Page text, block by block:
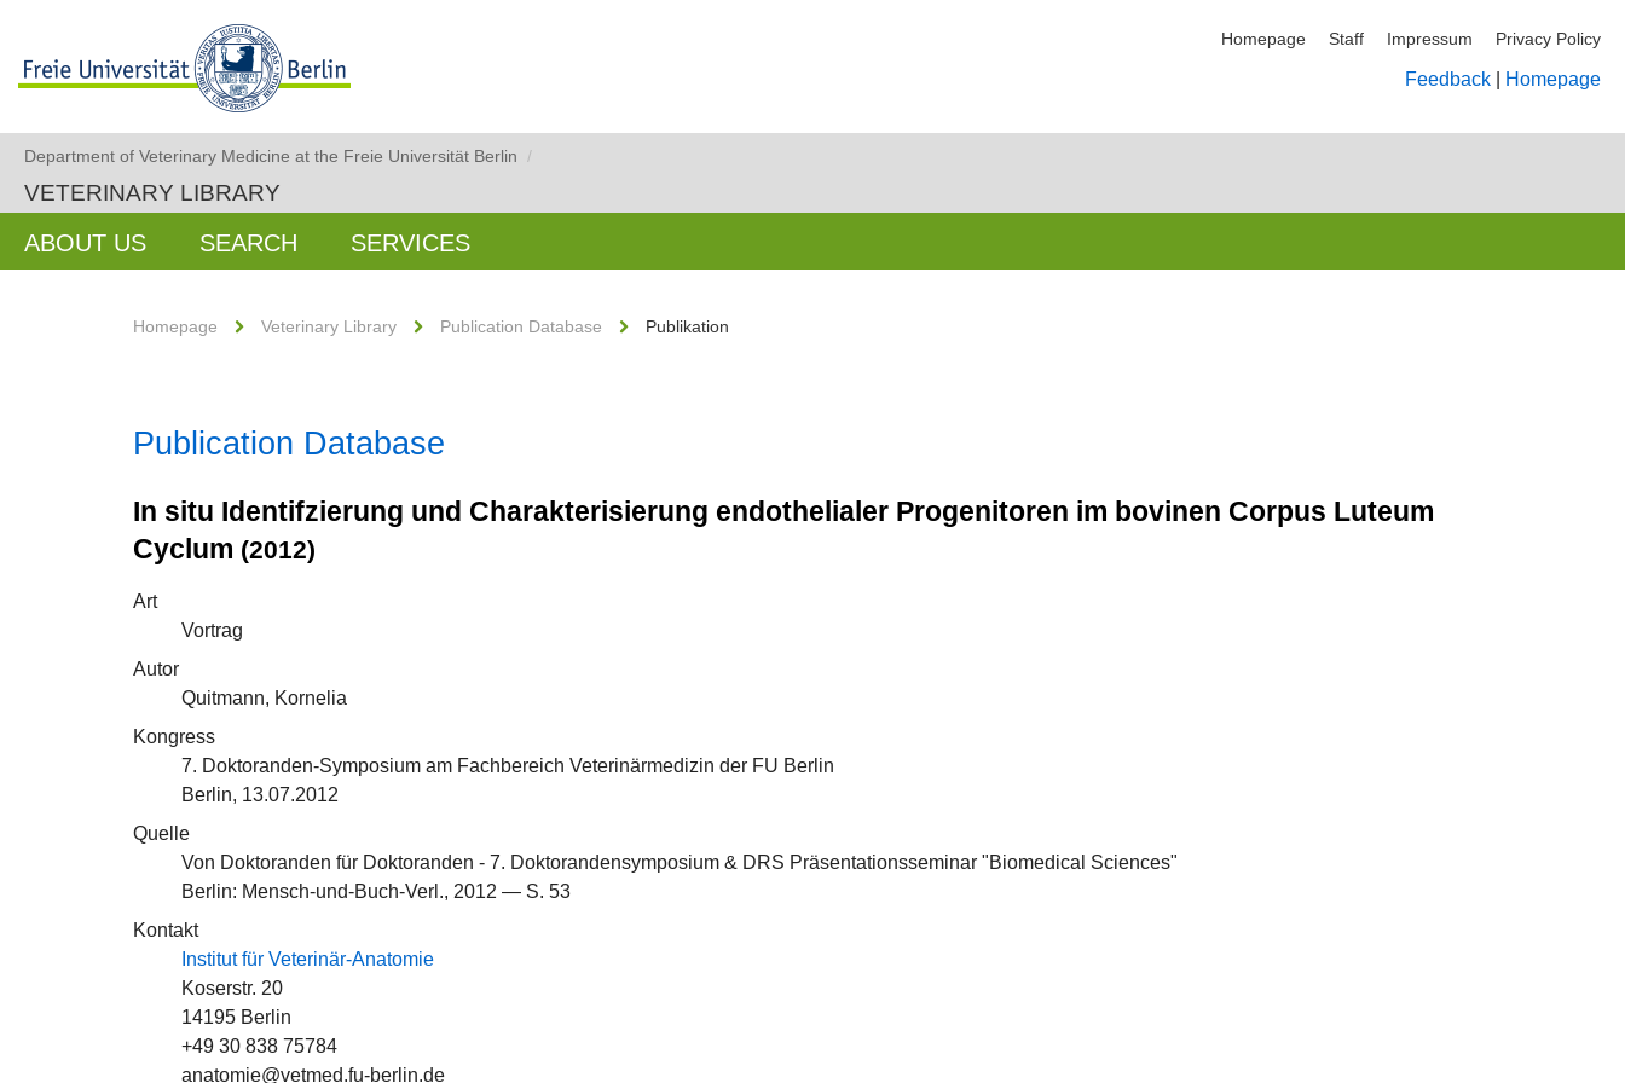
Homepage Staff Impressum Privacy Policy
Feedback Homepage
Department of Veterinary Medicine at the Freie Universität Berlin /
VETERINARY LIBRARY
ABOUT US SEARCH SERVICES
Homepage Veterinary Library Publication Database Publikation
Publication Database
In situ Identifzierung und Charakterisierung endothelialer Progenitoren im bovinen Corpus Luteum
Cyclum (2012)
Art
Vortrag
Autor
Quitmann, Kornelia
Kongress
7. Doktoranden-Symposium am Fachbereich Veterinärmedizin der FU Berlin
Berlin, 13.07.2012
Quelle
Von Doktoranden für Doktoranden - 7. Doktorandensymposium & DRS Präsentationsseminar "Biomedical Sciences"
Berlin: Mensch-und-Buch-Verl., 2012 — S. 53
Kontakt
Institut für Veterinär-Anatomie
Koserstr. 20
14195 Berlin
+49 30 838 75784
anatomie@vetmed.fu-berlin.de